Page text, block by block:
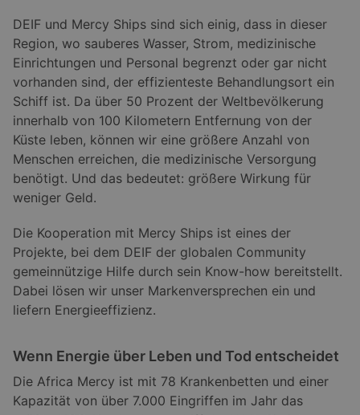
DEIF und Mercy Ships sind sich einig, dass in dieser
Region, wo sauberes Wasser, Strom, medizinische
Einrichtungen und Personal begrenzt oder gar nicht
vorhanden sind, der effizienteste Behandlungsort ein
Schiff ist. Da über 50 Prozent der Weltbevölkerung
innerhalb von 100 Kilometern Entfernung von der
Küste leben, können wir eine größere Anzahl von
Menschen erreichen, die medizinische Versorgung
benötigt. Und das bedeutet: größere Wirkung für
weniger Geld.
Die Kooperation mit Mercy Ships ist eines der
Projekte, bei dem DEIF der globalen Community
gemeinnützige Hilfe durch sein Know-how bereitstellt.
Dabei lösen wir unser Markenversprechen ein und
liefern Energieeffizienz.
Wenn Energie über Leben und Tod entscheidet
Die Africa Mercy ist mit 78 Krankenbetten und einer
Kapazität von über 7.000 Eingriffen im Jahr das